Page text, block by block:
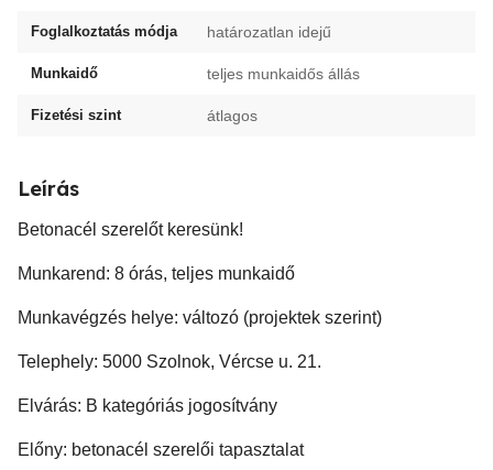
Foglalkoztatás módja határozatlan idejű
Munkaidő teljes munkaidős állás
Fizetési szint átlagos
Leírás
Betonacél szerelőt keresünk!
Munkarend: 8 órás, teljes munkaidő
Munkavégzés helye: változó (projektek szerint)
Telephely: 5000 Szolnok, Vércse u. 21.
Elvárás: B kategóriás jogosítvány
Előny: betonacél szerelői tapasztalat